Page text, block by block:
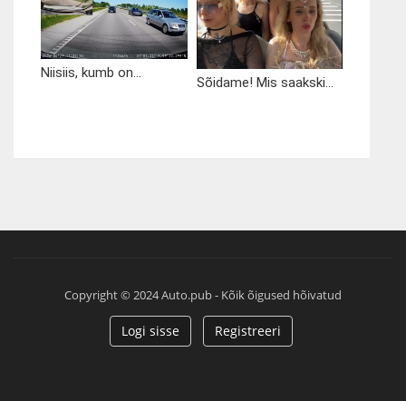
Niisiis, kumb on...
Sõidame! Mis saakski...
Copyright © 2024 Auto.pub - Kõik õigused hõivatud
Logi sisse Registreeri